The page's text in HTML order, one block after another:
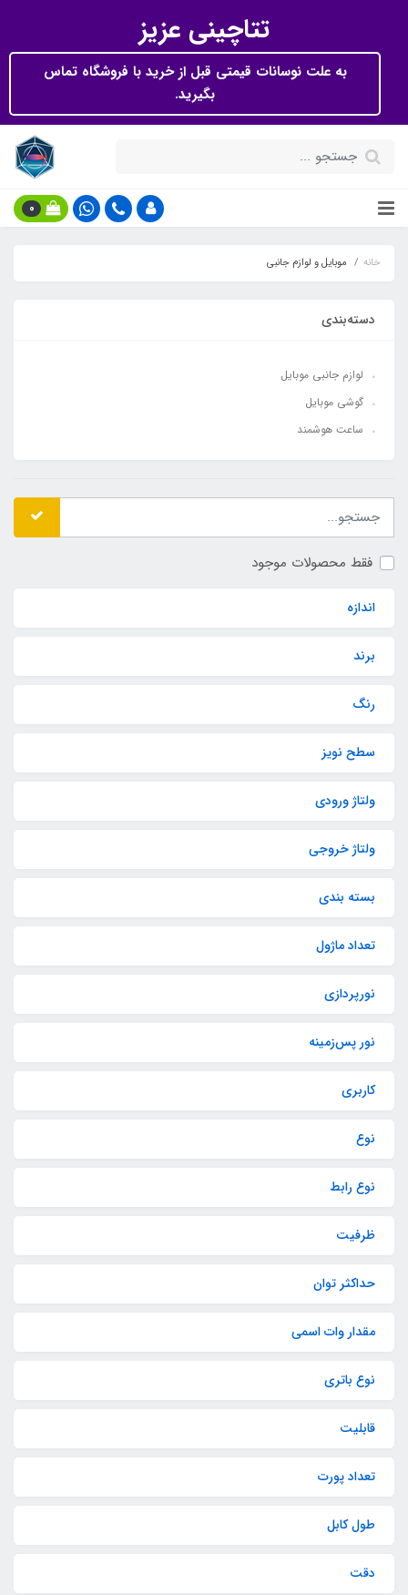
تتاچینی عزیز
به علت نوسانات قیمتی قبل از خرید با فروشگاه تماس
بگیرید.
0
خانه موبایل و لوازم جانبی
دسته‌بندی
لوازم جانبی موبایل
گوشی موبایل
ساعت هوشمند
فقط محصولات موجود
اندازه
برند
رنگ
سطح نویز
ولتاژ ورودی
ولتاژ خروجی
بسته بندی
تعداد ماژول
نورپردازی
نور پس‌زمینه
کاربری
نوع
نوع رابط
ظرفیت
حداکثر توان
مقدار وات اسمی
نوع باتری
قابلیت‌
تعداد پورت
طول کابل
دقت